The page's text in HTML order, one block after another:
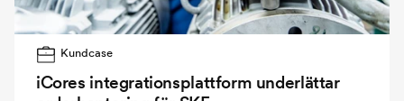
Kundcase
iCores integrationsplattform underlättar